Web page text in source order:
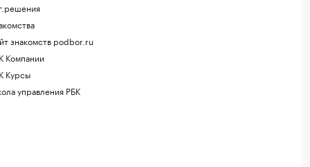
знакомств podbor.ru
Компании
Курсы
управления РБК